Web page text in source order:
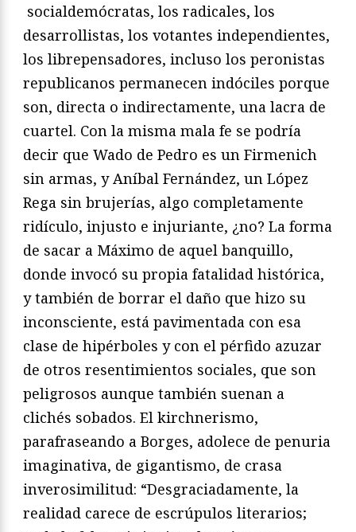
socialdemócratas, los radicales, los
desarrollistas, los votantes independientes,
los librepensadores, incluso los peronistas
republicanos permanecen indóciles porque
son, directa o indirectamente, una lacra de
cuartel. Con la misma mala fe se podría
decir que Wado de Pedro es un Firmenich
sin armas, y Aníbal Fernández, un López
Rega sin brujerías, algo completamente
ridículo, injusto e injuriante, ¿no? La forma
de sacar a Máximo de aquel banquillo,
donde invocó su propia fatalidad histórica,
y también de borrar el daño que hizo su
inconsciente, está pavimentada con esa
clase de hipérboles y con el pérfido azuzar
de otros resentimientos sociales, que son
peligrosos aunque también suenan a
clichés sobados. El kirchnerismo,
parafraseando a Borges, adolece de penuria
imaginativa, de gigantismo, de crasa
inverosimilitud: “Desgraciadamente, la
realidad carece de escrúpulos literarios;